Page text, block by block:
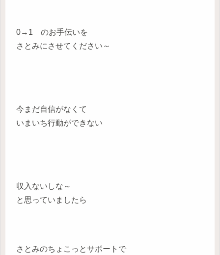
0→1 のお手伝いを
さとみにさせてください～
今まだ自信がなくて
いまいち行動ができない
収入ないしな～
と思っていましたら
さとみのちょこっとサポートで